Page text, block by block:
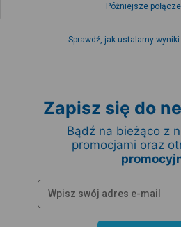
Późniejsze
Sprawdź, jak ustalamy
Zapisz się do
Bądź na bieżąco z
promocjami oraz